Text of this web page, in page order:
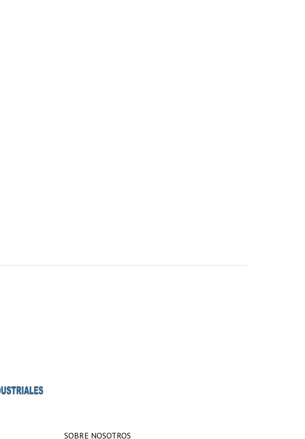
SOBRE NOSOTROS